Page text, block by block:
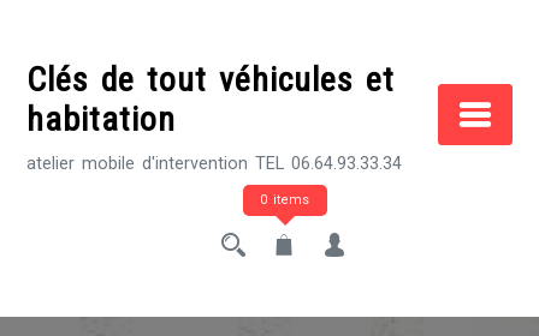
contentClés de tout véhicules et
habitation
atelier mobile d'intervention TEL 06.64.93.33.34
0 items